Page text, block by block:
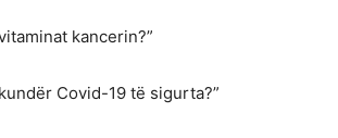
kancerin?”
Covid-19 të sigurta?”